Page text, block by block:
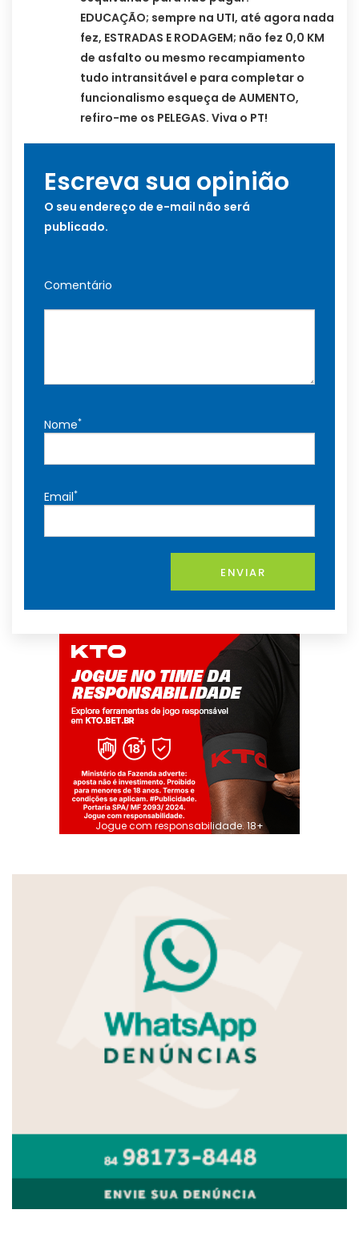
EDUCAÇÃO; sempre na UTI, até agora nada
fez, ESTRADAS E RODAGEM; não fez 0,0 KM
de asfalto ou mesmo recampiamento
tudo intransitável e para completar o
funcionalismo esqueça de AUMENTO,
refiro-me os PELEGAS. Viva o PT!
Escreva sua opinião
O seu endereço de e-mail não será
publicado.
Comentário
Nome*
Email*
ENVIAR
Jogue com responsabilidade. 18+